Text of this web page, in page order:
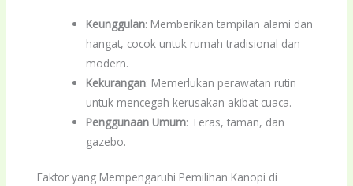
Keunggulan: Memberikan tampilan alami dan
hangat, cocok untuk rumah tradisional dan
modern.
Kekurangan: Memerlukan perawatan rutin
untuk mencegah kerusakan akibat cuaca.
Penggunaan Umum: Teras, taman, dan
gazebo.
Faktor yang Mempengaruhi Pemilihan Kanopi di